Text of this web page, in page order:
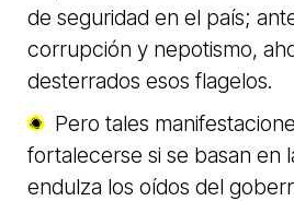
de seguridad en el país;
corrupción y nepotismo,
desterrados esos flagelos.
Pero tales
fortalecerse si se basan en
endulza los oídos del